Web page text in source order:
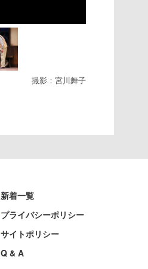
撮影：宮川舞子
新着一覧
プライバシーポリシー
サイトポリシー
Q & A